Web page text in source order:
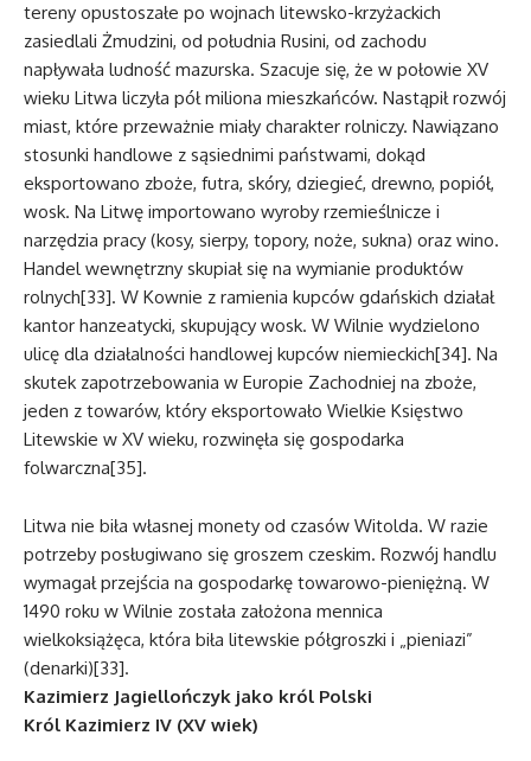
tereny opustoszałe po wojnach litewsko-krzyżackich
zasiedlali Żmudzini, od południa Rusini, od zachodu
napływała ludność mazurska. Szacuje się, że w połowie XV
wieku Litwa liczyła pół miliona mieszkańców. Nastąpił rozwój
miast, które przeważnie miały charakter rolniczy. Nawiązano
stosunki handlowe z sąsiednimi państwami, dokąd
eksportowano zboże, futra, skóry, dziegieć, drewno, popiół,
wosk. Na Litwę importowano wyroby rzemieślnicze i
narzędzia pracy (kosy, sierpy, topory, noże, sukna) oraz wino.
Handel wewnętrzny skupiał się na wymianie produktów
rolnych[33]. W Kownie z ramienia kupców gdańskich działał
kantor hanzeatycki, skupujący wosk. W Wilnie wydzielono
ulicę dla działalności handlowej kupców niemieckich[34]. Na
skutek zapotrzebowania w Europie Zachodniej na zboże,
jeden z towarów, który eksportowało Wielkie Księstwo
Litewskie w XV wieku, rozwinęła się gospodarka
folwarczna[35].
Litwa nie biła własnej monety od czasów Witolda. W razie
potrzeby posługiwano się groszem czeskim. Rozwój handlu
wymagał przejścia na gospodarkę towarowo-pieniężną. W
1490 roku w Wilnie została założona mennica
wielkoksiążęca, która biła litewskie półgroszki i „pieniazi”
(denarki)[33].
Kazimierz Jagiellończyk jako król Polski
Król Kazimierz IV (XV wiek)